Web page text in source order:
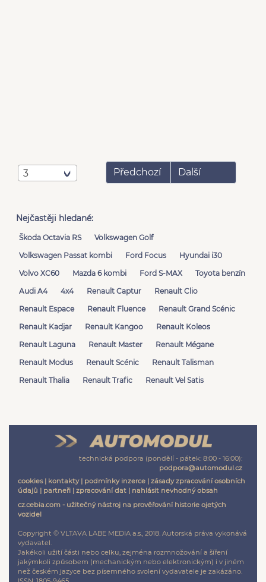
3 Předchozí Další
Nejčastěji hledané:
Škoda Octavia RS
Volkswagen Golf
Volkswagen Passat kombi
Ford Focus
Hyundai i30
Volvo XC60
Mazda 6 kombi Ford S-MAX
Toyota benzín
Audi A4
4x4 Renault Captur
Renault Clio
Renault Espace
Renault Fluence
Renault Grand Scénic
Renault Kadjar
Renault Kangoo
Renault Koleos
Renault Laguna
Renault Master
Renault Mégane
Renault Modus
Renault Scénic
Renault Talisman
Renault Thalia
Renault Trafic Renault Vel Satis
technická podpora (pondělí - pátek: 8:00 - 16:00):
podpora@automodul.cz
cookies| kontakty| podmínky inzerce | zásady zpracování osobních
údajů | partneři | zpracování dat | nahlásit nevhodný obsah
cz.cebia.com - užitečný nástroj na prověřování historie ojetých
vozidel
Copyright © VLTAVA LABE MEDIA a.s., 2018. Autorská práva vykonává
vydavatel.
Jakékoli užití části nebo celku, zejména rozmnožování a šíření
jakýmkoli způsobem (mechanickým nebo elektronickým) i v jiném
než českém jazyce bez písemného svolení vydavatele je zakázáno.